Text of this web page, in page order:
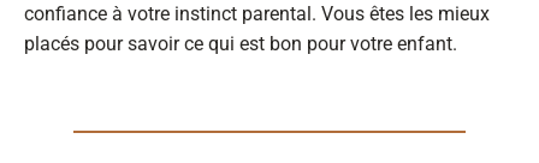
confiance à votre instinct parental. Vous êtes les mieux
placés pour savoir ce qui est bon pour votre enfant.